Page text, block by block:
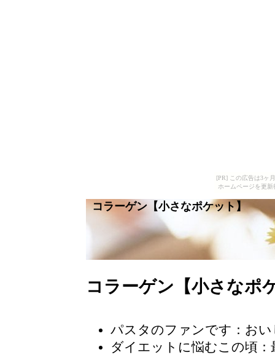
[PR] この広告は3ヶ
ホームページを更
コラーゲン【小さなポケット】
コラーゲン【小さなポ
パスタのファンです：お
ダイエットに悩むこの頃